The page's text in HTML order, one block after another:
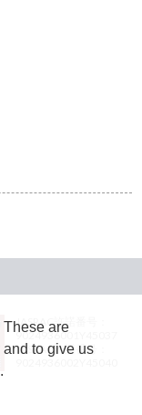
JASRAC許諾番号：
9024936001Y45037
JASRAC許諾番号：
These are
to give us